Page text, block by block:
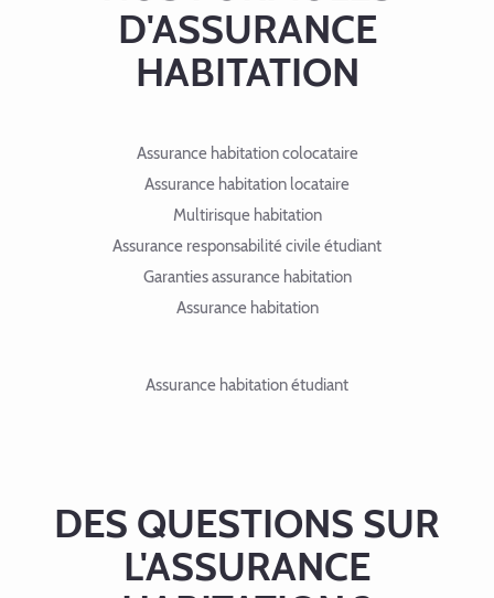
D'ASSURANCE
HABITATION
Assurance habitation colocataire
Assurance habitation locataire
Multirisque habitation
Assurance responsabilité civile étudiant
Garanties assurance habitation
Assurance habitation
Assurance habitation étudiant
DES QUESTIONS SUR
L'ASSURANCE